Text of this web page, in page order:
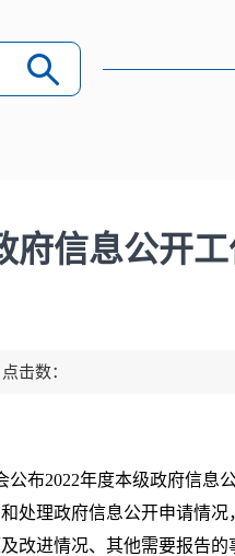
府信息公开
击数：
公布2022年度本级政府信息
处理政府信息公开申请情况
改进情况、其他需要报告的